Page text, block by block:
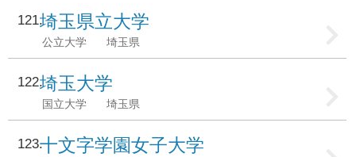
121埼玉県立大学
公立大学 埼玉県
122埼玉大学
国立大学 埼玉県
123十文字学園女子大学